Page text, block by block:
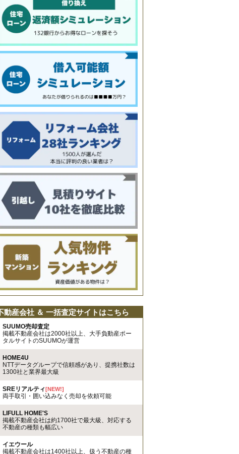
動産会社 ＆ 一括査定サイトはこちら
SUUMO売却査定
掲載不動産会社は2000社以上、大手負動産ポー
タルサイトのSUUMOが運営
HOME4U
NTTデータグループで信頼感があり、提携社数は
1300社と業界最大級
SREリアルティ[NEW!]
両手取引・囲い込みなく売却を依頼可能
LIFULL HOME'S
掲載不動産会社は約1700社で最大級、対応する
不動産の種類も幅広い
イエウール
掲載不動産会社は1400社以上、扱う不動産の種